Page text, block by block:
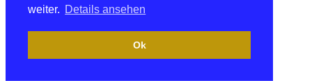
weiter. Details ansehen
Ok